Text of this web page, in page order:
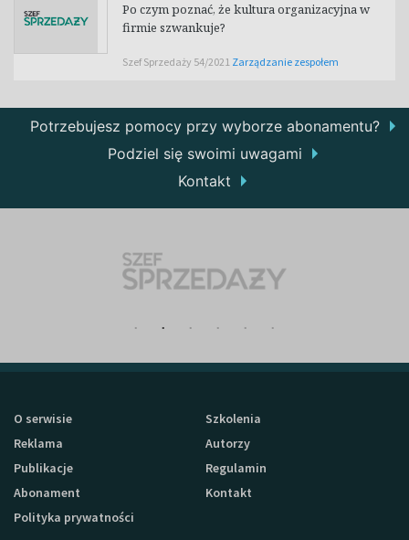
Po czym poznać, że kultura organizacyjna w
firmie szwankuje?
Szef Sprzedaży 54/2021 Zarządzanie zespołem
Potrzebujesz pomocy przy wyborze abonamentu?
Podziel się swoimi uwagami
Kontakt
O serwisie
Szkolenia
Reklama
Autorzy
Publikacje
Regulamin
Abonament
Kontakt
Polityka prywatności